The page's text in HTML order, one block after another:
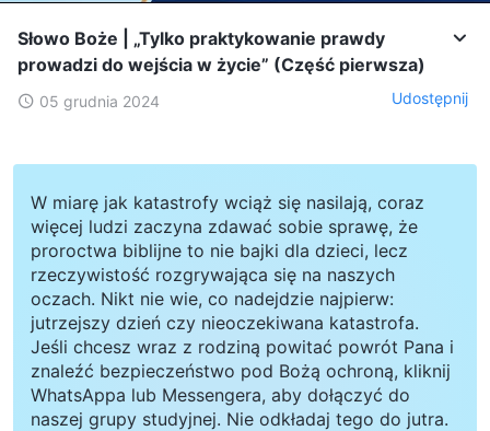
Słowo Boże | „Tylko praktykowanie prawdy
prowadzi do wejścia w życie” (Część pierwsza)
05 grudnia 2024 Udostępnij
W miarę jak katastrofy wciąż się nasilają, coraz
więcej ludzi zaczyna zdawać sobie sprawę, że
proroctwa biblijne to nie bajki dla dzieci, lecz
rzeczywistość rozgrywająca się na naszych
oczach. Nikt nie wie, co nadejdzie najpierw:
jutrzejszy dzień czy nieoczekiwana katastrofa.
Jeśli chcesz wraz z rodziną powitać powrót Pana i
znaleźć bezpieczeństwo pod Bożą ochroną, kliknij
WhatsAppa lub Messengera, aby dołączyć do
naszej grupy studyjnej. Nie odkładaj tego do jutra.